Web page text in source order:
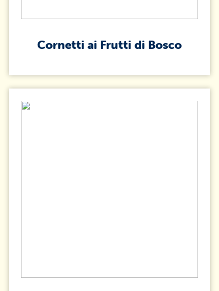
Cornetti ai Frutti di Bosco